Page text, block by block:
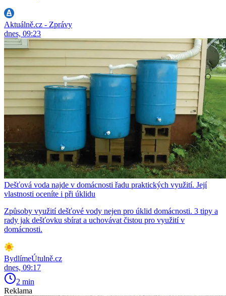
Aktuálně.cz - Zprávy
dnes, 09:23
Dešťová voda najde v domácnosti řadu praktických využití. Její
vlastnosti oceníte i při úklidu
Způsoby využití dešťové vody nejen pro úklid domácnosti. 3 tipy a
rady jak dešťovku sbírat a uchovávat čistou pro využití v
domácnosti.
BydlímeÚtulně.cz
dnes, 09:17
2 min
Reklama